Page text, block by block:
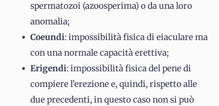
spermatozoi (azoosperima) o da una loro
anomalia;
Coeundi: impossibilità fisica di eiaculare ma
con una normale capacità erettiva;
Erigendi: impossibilità fisica del pene di
compiere l’erezione e, quindi, rispetto alle
due precedenti, in questo caso non si può